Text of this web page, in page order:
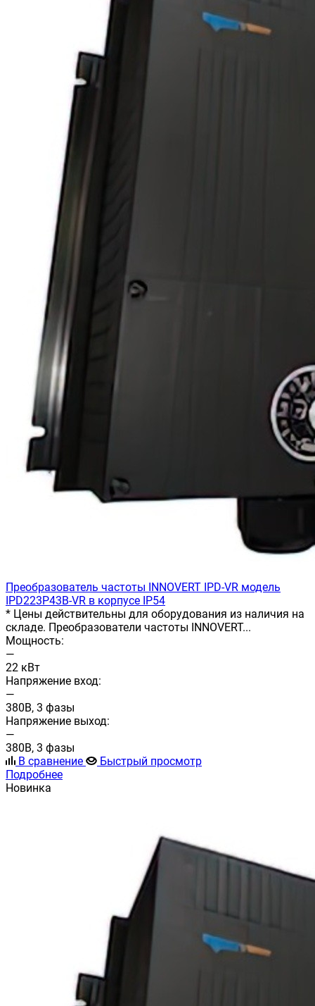
Преобразователь частоты INNOVERT IРD-VR модель
IPD223P43B-VR в корпусе IP54
* Цены действительны для оборудования из наличия на
складе. Преобразователи частоты INNOVERT...
Мощность:
—
22 кВт
Напряжение вход:
—
380В, 3 фазы
Напряжение выход:
—
380В, 3 фазы
В сравнение
Быстрый просмотр
Подробнее
Новинка